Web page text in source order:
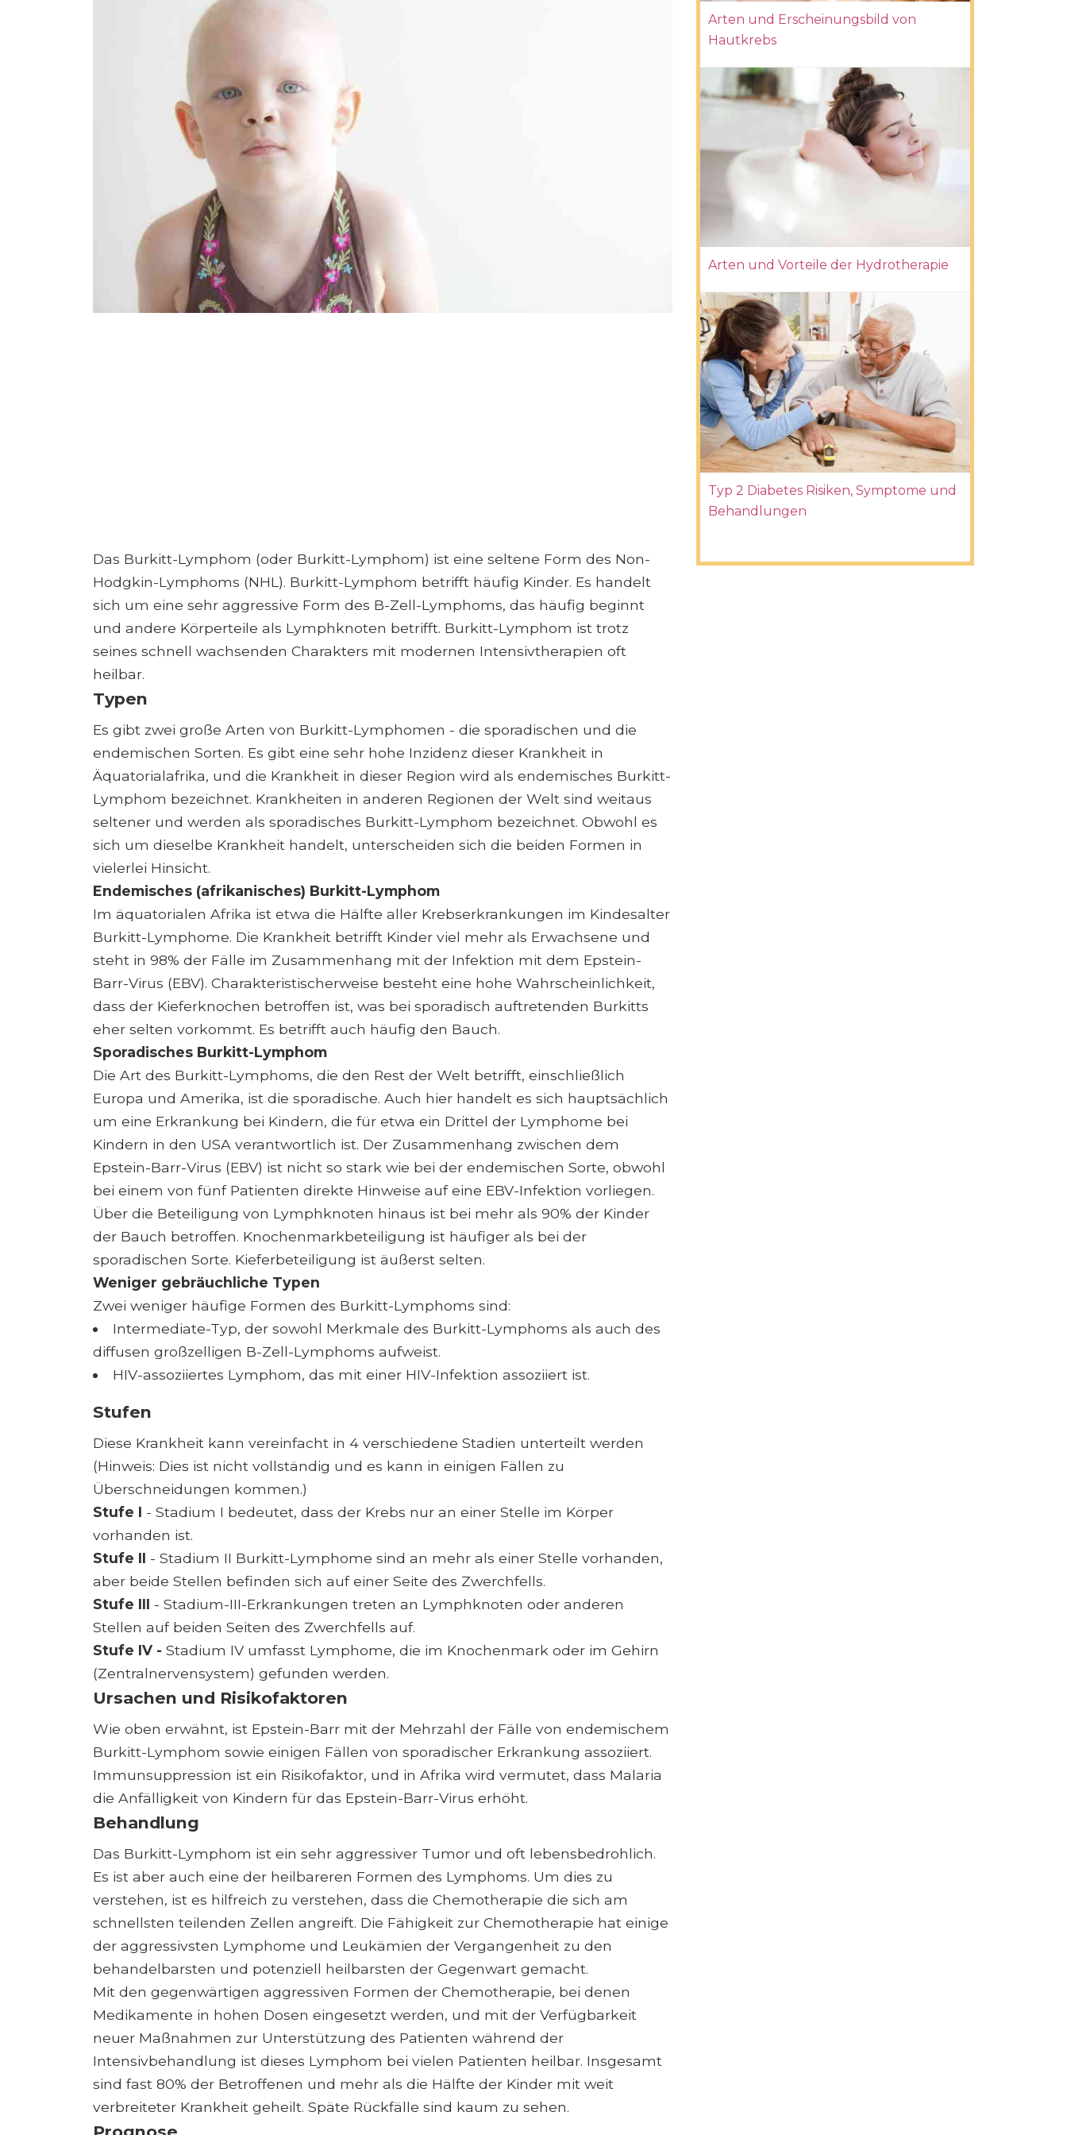
Das Burkitt-Lymphom (oder Burkitt-Lymphom) ist eine seltene Form des Non-
Hodgkin-Lymphoms (NHL). Burkitt-Lymphom betrifft häufig Kinder. Es handelt
sich um eine sehr aggressive Form des B-Zell-Lymphoms, das häufig beginnt
und andere Körperteile als Lymphknoten betrifft. Burkitt-Lymphom ist trotz
seines schnell wachsenden Charakters mit modernen Intensivtherapien oft
heilbar.
Typen
Es gibt zwei große Arten von Burkitt-Lymphomen - die sporadischen und die
endemischen Sorten. Es gibt eine sehr hohe Inzidenz dieser Krankheit in
Äquatorialafrika, und die Krankheit in dieser Region wird als endemisches Burkitt-
Lymphom bezeichnet. Krankheiten in anderen Regionen der Welt sind weitaus
seltener und werden als sporadisches Burkitt-Lymphom bezeichnet. Obwohl es
sich um dieselbe Krankheit handelt, unterscheiden sich die beiden Formen in
vielerlei Hinsicht.
Endemisches (afrikanisches) Burkitt-Lymphom
Im äquatorialen Afrika ist etwa die Hälfte aller Krebserkrankungen im Kindesalter
Burkitt-Lymphome. Die Krankheit betrifft Kinder viel mehr als Erwachsene und
steht in 98% der Fälle im Zusammenhang mit der Infektion mit dem Epstein-
Barr-Virus (EBV). Charakteristischerweise besteht eine hohe Wahrscheinlichkeit,
dass der Kieferknochen betroffen ist, was bei sporadisch auftretenden Burkitts
eher selten vorkommt. Es betrifft auch häufig den Bauch.
Sporadisches Burkitt-Lymphom
Die Art des Burkitt-Lymphoms, die den Rest der Welt betrifft, einschließlich
Europa und Amerika, ist die sporadische. Auch hier handelt es sich hauptsächlich
um eine Erkrankung bei Kindern, die für etwa ein Drittel der Lymphome bei
Kindern in den USA verantwortlich ist. Der Zusammenhang zwischen dem
Epstein-Barr-Virus (EBV) ist nicht so stark wie bei der endemischen Sorte, obwohl
bei einem von fünf Patienten direkte Hinweise auf eine EBV-Infektion vorliegen.
Über die Beteiligung von Lymphknoten hinaus ist bei mehr als 90% der Kinder
der Bauch betroffen. Knochenmarkbeteiligung ist häufiger als bei der
sporadischen Sorte. Kieferbeteiligung ist äußerst selten.
Weniger gebräuchliche Typen
Zwei weniger häufige Formen des Burkitt-Lymphoms sind:
Intermediate-Typ, der sowohl Merkmale des Burkitt-Lymphoms als auch des
diffusen großzelligen B-Zell-Lymphoms aufweist.
HIV-assoziiertes Lymphom, das mit einer HIV-Infektion assoziiert ist.
Stufen
Diese Krankheit kann vereinfacht in 4 verschiedene Stadien unterteilt werden
(Hinweis: Dies ist nicht vollständig und es kann in einigen Fällen zu
Überschneidungen kommen.)
Stufe I - Stadium I bedeutet, dass der Krebs nur an einer Stelle im Körper
vorhanden ist.
Stufe II - Stadium II Burkitt-Lymphome sind an mehr als einer Stelle vorhanden,
aber beide Stellen befinden sich auf einer Seite des Zwerchfells.
Stufe III - Stadium-III-Erkrankungen treten an Lymphknoten oder anderen
Stellen auf beiden Seiten des Zwerchfells auf.
Stufe IV - Stadium IV umfasst Lymphome, die im Knochenmark oder im Gehirn
(Zentralnervensystem) gefunden werden.
Ursachen und Risikofaktoren
Wie oben erwähnt, ist Epstein-Barr mit der Mehrzahl der Fälle von endemischem
Burkitt-Lymphom sowie einigen Fällen von sporadischer Erkrankung assoziiert.
Immunsuppression ist ein Risikofaktor, und in Afrika wird vermutet, dass Malaria
die Anfälligkeit von Kindern für das Epstein-Barr-Virus erhöht.
Behandlung
Das Burkitt-Lymphom ist ein sehr aggressiver Tumor und oft lebensbedrohlich.
Es ist aber auch eine der heilbareren Formen des Lymphoms. Um dies zu
verstehen, ist es hilfreich zu verstehen, dass die Chemotherapie die sich am
schnellsten teilenden Zellen angreift. Die Fähigkeit zur Chemotherapie hat einige
der aggressivsten Lymphome und Leukämien der Vergangenheit zu den
behandelbarsten und potenziell heilbarsten der Gegenwart gemacht.
Mit den gegenwärtigen aggressiven Formen der Chemotherapie, bei denen
Medikamente in hohen Dosen eingesetzt werden, und mit der Verfügbarkeit
neuer Maßnahmen zur Unterstützung des Patienten während der
Intensivbehandlung ist dieses Lymphom bei vielen Patienten heilbar. Insgesamt
sind fast 80% der Betroffenen und mehr als die Hälfte der Kinder mit weit
verbreiteter Krankheit geheilt. Späte Rückfälle sind kaum zu sehen.
Arten und Erscheinungsbild von
Hautkrebs
Arten und Vorteile der Hydrotherapie
Typ 2 Diabetes Risiken, Symptome und
Behandlungen